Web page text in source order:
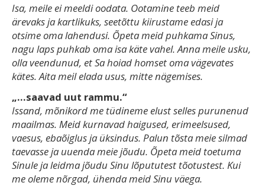
Isa, meile ei meeldi oodata. Ootamine teeb meid
ärevaks ja kartlikuks, seetõttu kiirustame edasi ja
otsime oma lahendusi. Õpeta meid puhkama Sinus,
nagu laps puhkab oma isa käte vahel. Anna meile usku,
olla veendunud, et Sa hoiad homset oma vägevates
kätes. Aita meil elada usus, mitte nägemises.
„…saavad uut rammu.“
Issand, mõnikord me tüdineme elust selles purunenud
maailmas. Meid kurnavad haigused, erimeelsused,
vaesus, ebaõiglus ja üksindus. Palun tõsta meie silmad
taevasse ja uuenda meie jõudu. Õpeta meid toetuma
Sinule ja leidma jõudu Sinu lõpututest tõotustest. Kui
me oleme nõrgad, ühenda meid Sinu väega.